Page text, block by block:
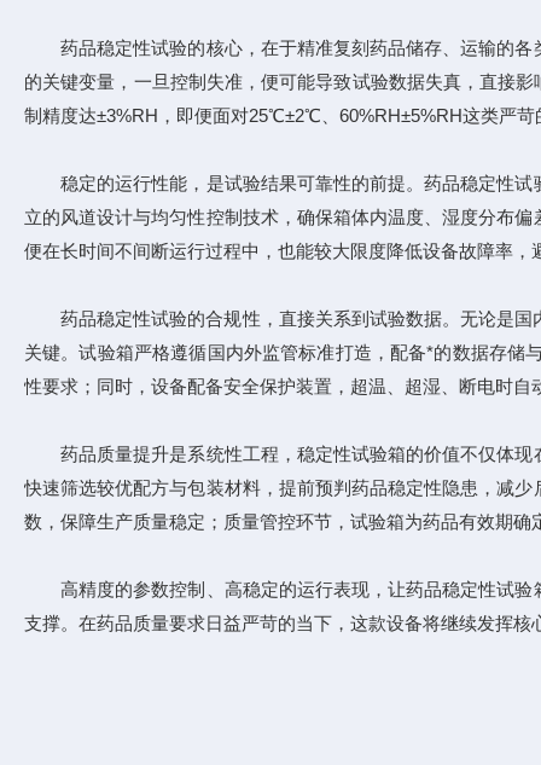
药品稳定性试验的核心，在于精准复刻药品储存、运输的各
的关键变量，一旦控制失准，便可能导致试验数据失真，直接
制精度达±3%RH，即便面对25℃±2℃、60%RH±5%RH这类严
稳定的运行性能，是试验结果可靠性的前提。药品稳定性试
立的风道设计与均匀性控制技术，确保箱体内温度、湿度分布
便在长时间不间断运行过程中，也能较大限度降低设备故障率
药品稳定性试验的合规性，直接关系到试验数据。无论是国
关键。试验箱严格遵循国内外监管标准打造，配备*的数据存
性要求；同时，设备配备安全保护装置，超温、超湿、断电时
药品质量提升是系统性工程，稳定性试验箱的价值不仅体现
快速筛选较优配方与包装材料，提前预判药品稳定性隐患，减
数，保障生产质量稳定；质量管控环节，试验箱为药品有效期
高精度的参数控制、高稳定的运行表现，让药品稳定性试验
支撑。在药品质量要求日益严苛的当下，这款设备将继续发挥